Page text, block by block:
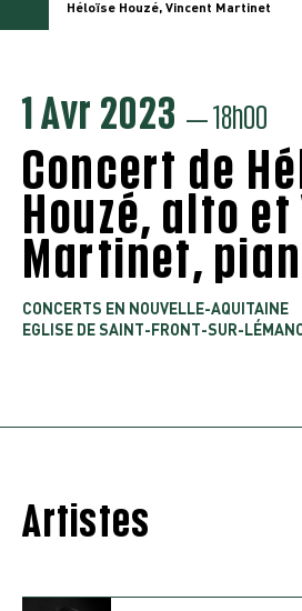
Héloïse Houzé, Vincent Martinet
1 Avr 2023 — 18h00
Concert de
Houzé, alto
Martinet,
CONCERTS EN NOUVELLE-AQUITAINE
EGLISE DE SAINT-FRONT-SUR-
Artistes